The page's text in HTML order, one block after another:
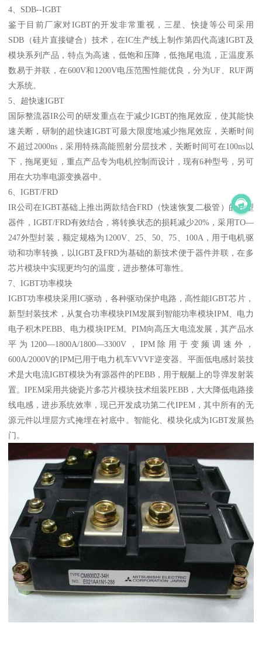
4、SDB--IGBT
鉴于目前厂家对IGBT的开发非常重视，三星、快捷等公司采用
SDB（硅片直接键合）技术，在IC生产线上制作第四代高速IGBT及
模块系列产品，特点为高速，低饱和压降，低拖尾电流，正温度系
数易于并联，在600V和1200V电压范围性能优良，分为UF、RUF两
大系统。
5、超快速IGBT
国际整流器IR公司的研发重点在于减少IGBT的拖尾效应，使其能快
速关断，研制的超快速IGBT可最大限度地减少拖尾效应，关断时间
不超过2000ns，采用特殊高能照射分层技术，关断时间可在100ns以
下，拖尾更短，重点产品专为电机控制而设计，现有6种型号，另可
用在大功率电源变换器中。
6、IGBT/FRD
IR公司在IGBT基础上推出两款结合FRD（快速恢复二极管）的新型
器件，IGBT/FRD有效结合，将转换状态的损耗减少20%，采用TO—
247外型封装，额定规格为1200V、25、50、75、100A，用于电机驱
动和功率转换，以IGBT及FRD为基础的新技术便于器件并联，在多
芯片模块中实现更均匀的温度，进步整体可靠性。
7、IGBT功率模块
IGBT功率模块采用IC驱动，各种驱动保护电路，高性能IGBT芯片，
新型封装技术，从复合功率模块PIM发展到智能功率模块IPM、电力
电子积木PEBB、电力模块IPEM。PIM向高压大电流发展，其产品水
平为1200—1800A/1800—3300V，IPM除用于变频调速外，
600A/2000V的IPM已用于电力机车VVVF逆变器。平面低电感封装技
术是大电流IGBT模块为有源器件的PEBB，用于舰艇上的导弹发射装
置。IPEM采用共烧瓷片多芯片模块技术组装PEBB，大大降低电路接
线电感，进步系统效率，现已开发成功第二代IPEM，其中所有的无
源元件以埋层方式掩埋在衬底中。智能化、模块化成为IGBT发展热
门。